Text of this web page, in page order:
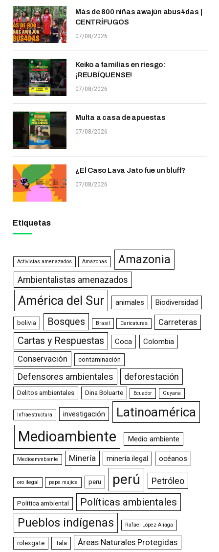
Más de 800 niñas awajún abus4das |
CENTRÍFUGOS
07/08/2026
Keiko a familias en riesgo:
¡REUBÍQUENSE!
07/08/2026
Multa a casa de apuestas
07/08/2026
¿El Caso Lava Jato fue un bluff?
07/08/2026
Etiquetas
Activistas amenazados Amazonas Amazonia
Ambientalistas amenazados
América del Sur animales Biodiversidad
bolivia Bosques Brasil Caricaturas Carreteras
Cartas y Respuestas Coca Colombia
Conservación contaminación
Defensores ambientales deforestación
Delitos ambientales Dina Boluarte Ecuador Guyana
Infraestructura investigación Latinoamérica
Medioambiente Medio ambiente
Medioammbiente Minería minería ilegal océanos
oro ilegal pepe mujica peru perú Petróleo
Política ambiental Políticas ambientales
Pueblos indígenas Rafael López Aliaga
rolexgate Tala Áreas Naturales Protegidas